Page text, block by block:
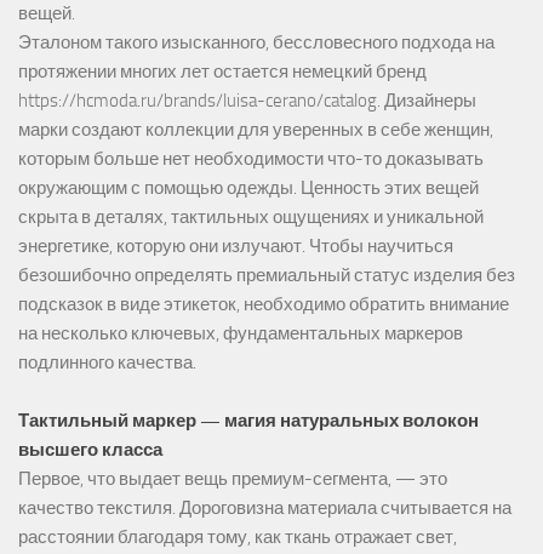
вещей.
Эталоном такого изысканного, бессловесного подхода на
протяжении многих лет остается немецкий бренд
https://hcmoda.ru/brands/luisa-cerano/catalog. Дизайнеры
марки создают коллекции для уверенных в себе женщин,
которым больше нет необходимости что-то доказывать
окружающим с помощью одежды. Ценность этих вещей
скрыта в деталях, тактильных ощущениях и уникальной
энергетике, которую они излучают. Чтобы научиться
безошибочно определять премиальный статус изделия без
подсказок в виде этикеток, необходимо обратить внимание
на несколько ключевых, фундаментальных маркеров
подлинного качества.
Тактильный маркер — магия натуральных волокон
высшего класса
Первое, что выдает вещь премиум-сегмента, — это
качество текстиля. Дороговизна материала считывается на
расстоянии благодаря тому, как ткань отражает свет,